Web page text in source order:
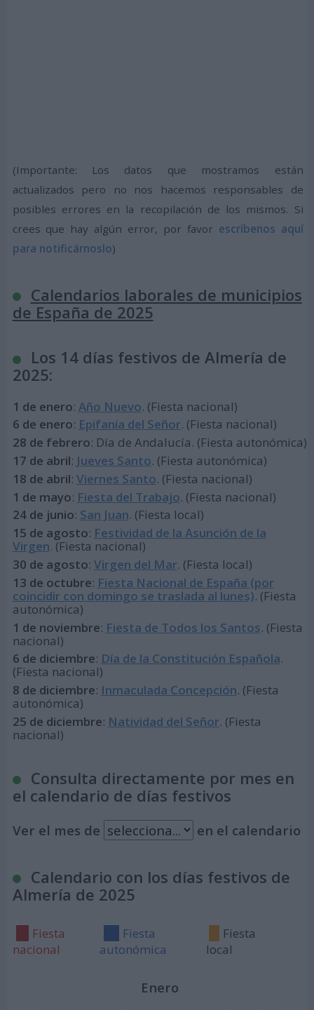
(Importante: Los datos que mostramos están
actualizados pero no nos hacemos responsables de
posibles errores en la recopilación de los mismos. Si
crees que hay algún error, por favor escríbenos aquí
para notificárnoslo)
Calendarios laborales de municipios
de España de 2025
Los 14 días festivos de Almería de
2025:
1 de enero: Año Nuevo. (Fiesta nacional)
6 de enero: Epifanía del Señor. (Fiesta nacional)
28 de febrero: Día de Andalucía. (Fiesta autonómica)
17 de abril: Jueves Santo. (Fiesta autonómica)
18 de abril: Viernes Santo. (Fiesta nacional)
1 de mayo: Fiesta del Trabajo. (Fiesta nacional)
24 de junio: San Juan. (Fiesta local)
15 de agosto: Festividad de la Asunción de la
Virgen. (Fiesta nacional)
30 de agosto: Virgen del Mar. (Fiesta local)
13 de octubre: Fiesta Nacional de España (por
coincidir con domingo se traslada al lunes). (Fiesta
autonómica)
1 de noviembre: Fiesta de Todos los Santos. (Fiesta
nacional)
6 de diciembre: Día de la Constitución Española.
(Fiesta nacional)
8 de diciembre: Inmaculada Concepción. (Fiesta
autonómica)
25 de diciembre: Natividad del Señor. (Fiesta
nacional)
Consulta directamente por mes en
el calendario de días festivos
Ver el mes de en el calendario
Calendario con los días festivos de
Almería de 2025
Fiesta
nacional
Fiesta
autonómica
Fiesta
local
Enero